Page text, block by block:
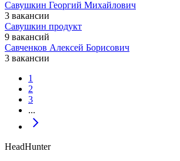
Савушкин Георгий Михайлович
3 вакансии
Савушкин продукт
9 вакансий
Савченков Алексей Борисович
3 вакансии
1
2
3
...
HeadHunter